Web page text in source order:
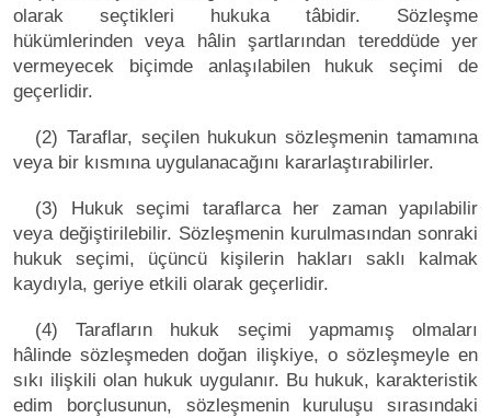
olarak seçtikleri hukuka tâbidir. Sözleşme
hükümlerinden veya hâlin şartlarından tereddüde yer
vermeyecek biçimde anlaşılabilen hukuk seçimi de
geçerlidir.
(2) Taraflar, seçilen hukukun sözleşmenin tamamına
veya bir kısmına uygulanacağını kararlaştırabilirler.
(3) Hukuk seçimi taraflarca her zaman yapılabilir
veya değiştirilebilir. Sözleşmenin kurulmasından sonraki
hukuk seçimi, üçüncü kişilerin hakları saklı kalmak
kaydıyla, geriye etkili olarak geçerlidir.
(4) Tarafların hukuk seçimi yapmamış olmaları
hâlinde sözleşmeden doğan ilişkiye, o sözleşmeyle en
sıkı ilişkili olan hukuk uygulanır. Bu hukuk, karakteristik
edim borçlusunun, sözleşmenin kuruluşu sırasındaki